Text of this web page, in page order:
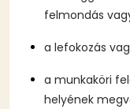
felmondás
a lefokozás
a munkaköri
helyének